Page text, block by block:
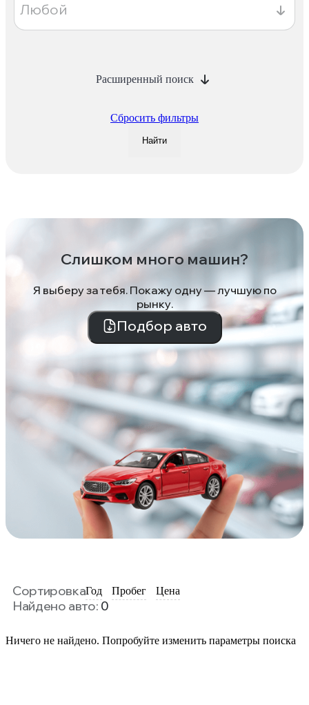
Расширенный поиск
Сбросить фильтры
Найти
Слишком много машин?
Я выберу за тебя. Покажу одну — лучшую по
рынку.
Подбор авто
СортировкаГод Пробег Цена
Найдено авто: 0
Ничего не найдено. Попробуйте изменить параметры поиска